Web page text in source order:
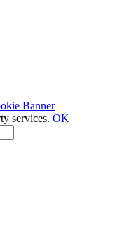
Banner
services. OK